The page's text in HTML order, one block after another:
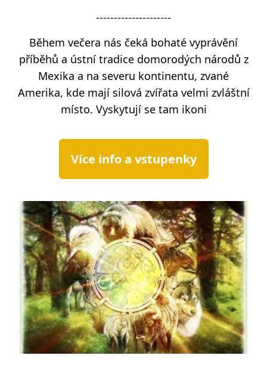
---------------------
Během večera nás čeká bohaté vyprávění
příběhů a ústní tradice domorodých národů z
Mexika a na severu kontinentu, zvané
Amerika, kde mají silová zvířata velmi zvláštní
místo. Vyskytují se tam ikoni
Více info a vstupenky